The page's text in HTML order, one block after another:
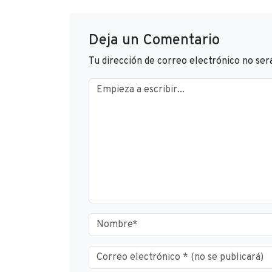
Deja un Comentario
Tu dirección de correo electrónico no